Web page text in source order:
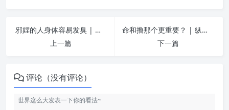
邪婬的人身体容易发臭 | 纵欲危害
上一篇
命和撸那个更重要？ | 纵欲危害
下一篇
评论（没有评论）